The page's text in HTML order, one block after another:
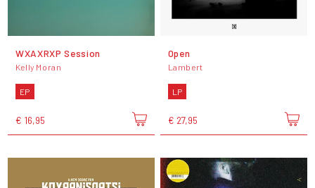
WXAXRXP Session
Kelly Moran
EP
€ 16,95
Open
Lambert
LP
€ 27,95